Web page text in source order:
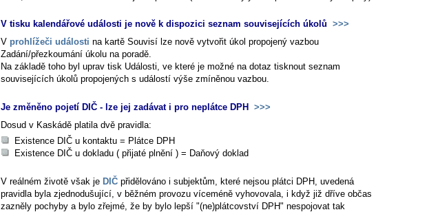
V tisku kalendářové události je nově k dispozici seznam souvisejících úkolů >>>
V prohlížeči události na kartě Souvisí lze nově vytvořit úkol propojený vazbou
Zadání/přezkoumání úkolu na poradě.
Na základě toho byl uprav tisk Události, ve které je možné na dotaz tisknout seznam
souvisejících úkolů propojených s událostí výše zmíněnou vazbou.
Je změněno pojetí DIČ - lze jej zadávat i pro neplátce DPH >>>
Dosud v Kaskádě platila dvě pravidla:
Existence DIČ u kontaktu = Plátce DPH
Existence DIČ u dokladu ( přijaté plnění ) = Daňový doklad
V reálném životě však je DIČ přidělováno i subjektům, které nejsou plátci DPH, uvedená
pravidla byla zjednodušující, v běžném provozu víceméně vyhovovala, i když již dříve občas
zazněly pochyby a bylo zřejmé, že by bylo lepší "(ne)plátcovství DPH" nespojovat tak